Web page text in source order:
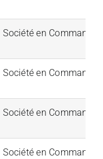
Société en
Société en
Société en
Société en